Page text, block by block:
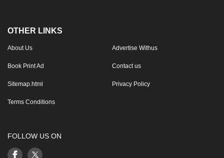
OTHER LINKS
About Us Advertise Withus
Book Print Ad Contact us
Sitemap.html Privacy Policy
Terms Conditions
FOLLOW US ON